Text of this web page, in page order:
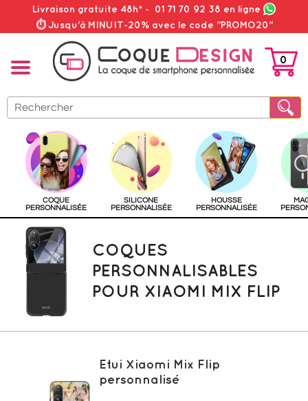
Livraison gratuite 48h* - 01 71 70 92 38 en ligne
⏱ Jusqu'à MINUIT-20% avec le code "PROMO20"
PANIER
0
COQUE
PERSONNALISÉE
SILICONE
PERSONNALISÉE
HOUSSE
PERSONNALISÉE
COQUES
PERSONNALISABLES
POUR XIAOMI MIX FLIP
Etui Xiaomi Mix Flip
personnalisé